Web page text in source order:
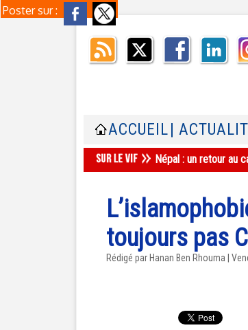
Poster sur :
ACCUEIL |
Népal : un retour au
toujours pas
Rédigé par Hanan Ben Rhouma |